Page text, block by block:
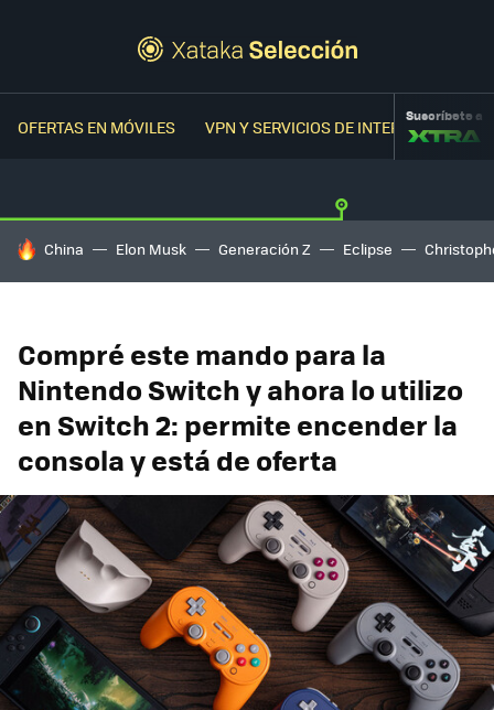
OFERTAS EN MÓVILES VPN Y SERVICIOS DE INTERNETSuscríbete a
HOY SE HABLA DE
China Elon Musk Generación Z Eclipse
Compré este mando para la
Nintendo Switch y ahora lo utilizo
en Switch 2: permite encender la
consola y está de oferta